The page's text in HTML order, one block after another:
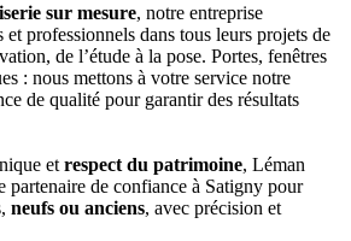
sur mesure, notre entreprise
professionnels dans tous leurs projets de
de l’étude à la pose. Portes, fenêtres
: nous mettons à votre service notre
de qualité pour garantir des résultats
et respect du patrimoine, Léman
partenaire de confiance à Satigny pour
neufs ou anciens, avec précision et